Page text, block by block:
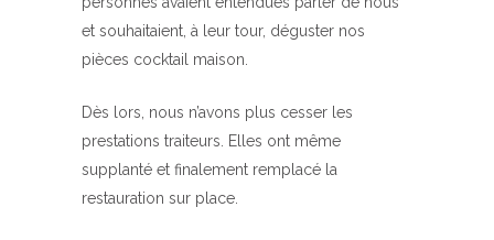
et souhaitaient, à leur tour, déguster nos
pièces cocktail maison.
Dès lors, nous n’avons plus cesser les
prestations traiteurs. Elles ont même
supplanté et finalement remplacé la
restauration sur place.